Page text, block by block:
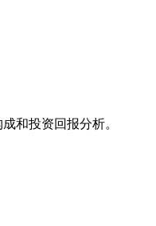
和投资回报分析。